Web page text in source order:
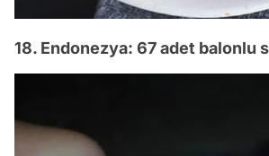
18. Endonezya: 67 adet balonlu